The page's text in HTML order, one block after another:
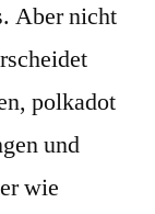
Aber nicht
polkadot
und
wie